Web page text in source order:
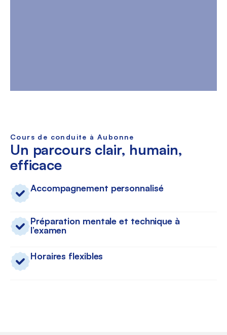
Cours de conduite à Aubonne
Un parcours clair, humain,
efficace
Accompagnement personnalisé
Préparation mentale et technique à
l’examen
Horaires flexibles